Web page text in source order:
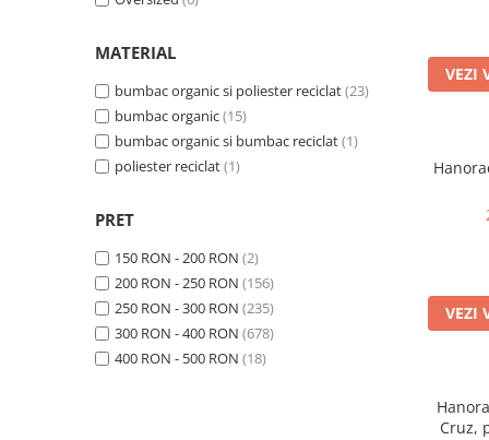
Anthracite
Cream(3)
Desert Dust(3)
Bubble Pink(3)
Antracite(2)
Butter
(2)
Natural Raw(2)
Faded Olive(2)
Stone(2)
Misty Grey(2)
MATERIAL
bumbac organic si poliester reciclat(23)
bumbac organic(15)
bumbac organic si bumbac reciclat(1)
poliester reciclat(1)
PRET
150 RON - 200 RON (2)
200 RON - 250 RON (156)
250 RON - 300 RON (235)
300 RON - 400 RON (678)
400 RON - 500 RON (18)
VEZI
VEZI
Cruz,